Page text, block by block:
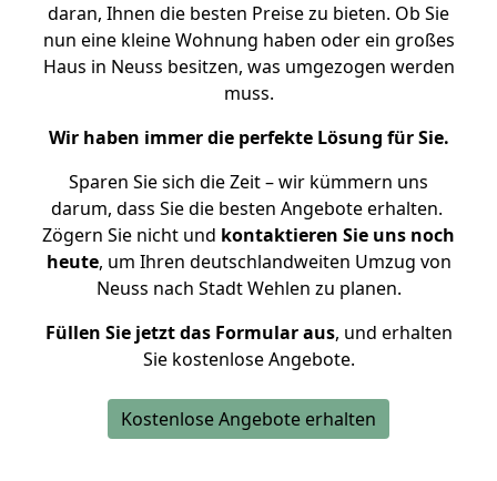
daran, Ihnen die besten Preise zu bieten. Ob Sie
nun eine kleine Wohnung haben oder ein großes
Haus in Neuss besitzen, was umgezogen werden
muss.
Wir haben immer die perfekte Lösung für Sie.
Sparen Sie sich die Zeit – wir kümmern uns
darum, dass Sie die besten Angebote erhalten.
Zögern Sie nicht und kontaktieren Sie uns noch
heute, um Ihren deutschlandweiten Umzug von
Neuss nach Stadt Wehlen zu planen.
Füllen Sie jetzt das Formular aus, und erhalten
Sie kostenlose Angebote.
Kostenlose Angebote erhalten